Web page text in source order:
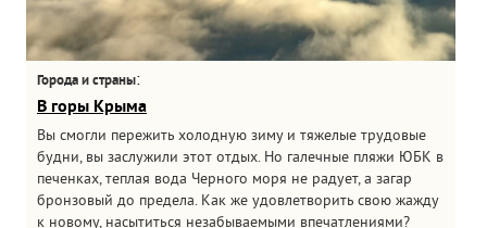
Города и страны:
В горы Крыма
Вы смогли пережить холодную зиму и тяжелые трудовые
будни, вы заслужили этот отдых. Но галечные пляжи ЮБК в
печенках, теплая вода Черного моря не радует, а загар
бронзовый до предела. Как же удовлетворить свою жажду
к новому, насытиться незабываемыми впечатлениями?